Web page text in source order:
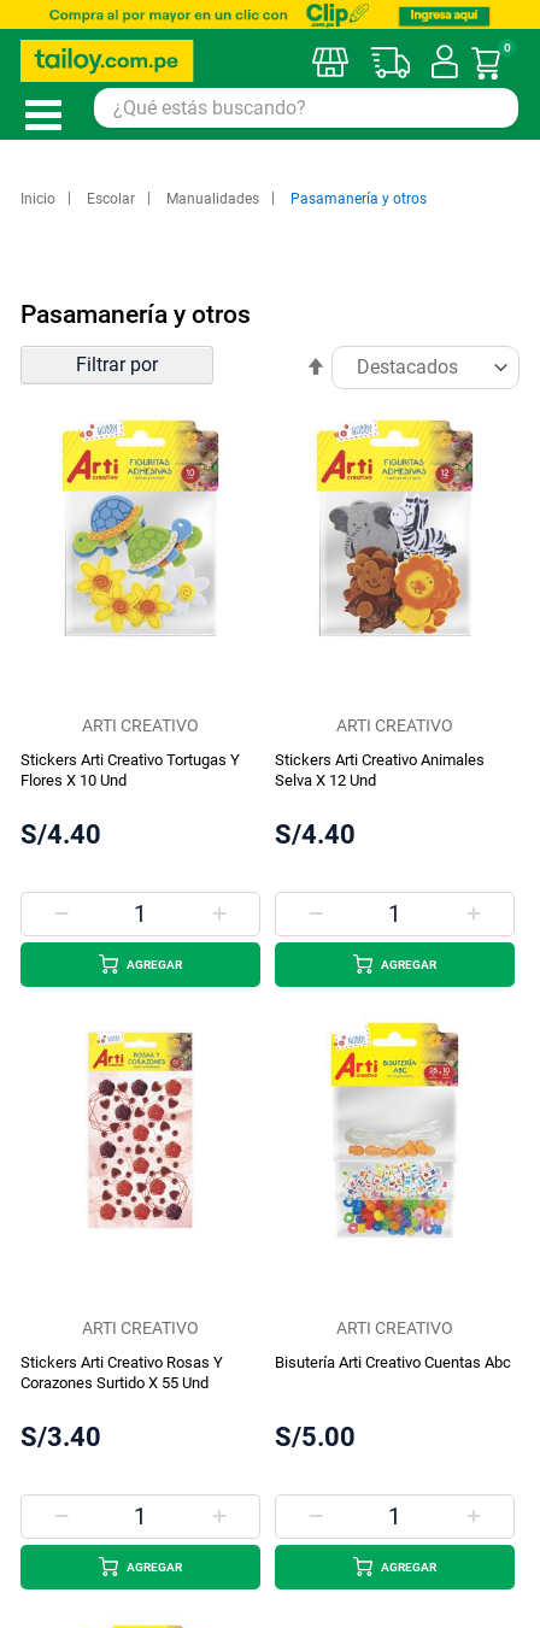
Mi
0
Inicio Escolar Manualidades Pasamanería y otros
Pasamanería y otros
Ordenar
por Establecer
dirección
descendente
ARTI CREATIVO
Stickers Arti Creativo Tortugas Y
Flores X 10 Und
S/4.40
AGREGAR
ARTI CREATIVO
Stickers Arti Creativo Animales
Selva X 12 Und
S/4.40
AGREGAR
ARTI CREATIVO
Stickers Arti Creativo Rosas Y
Corazones Surtido X 55 Und
S/3.40
AGREGAR
ARTI CREATIVO
Bisutería Arti Creativo Cuentas Abc
S/5.00
AGREGAR
Filtrar por